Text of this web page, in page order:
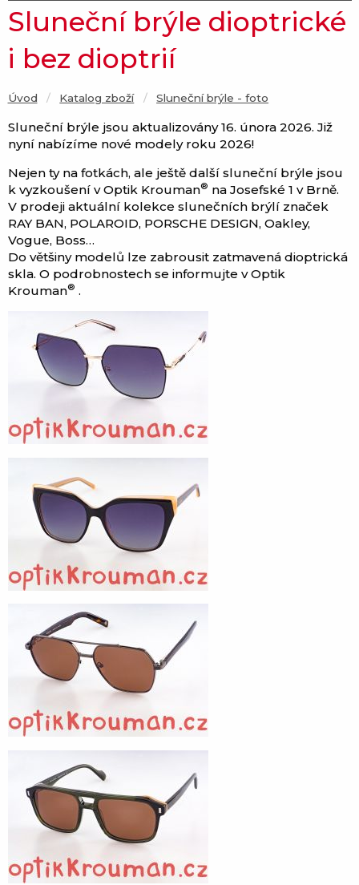
Sluneční brýle dioptrické
i bez dioptrií
Úvod Katalog zboží Current:
Sluneční brýle - foto
Sluneční brýle jsou aktualizovány 16. února 2026. Již
nyní nabízíme nové modely roku 2026!
Nejen ty na fotkách, ale ještě další sluneční brýle jsou
k vyzkoušení v Optik Krouman® na Josefské 1 v Brně.
V prodeji aktuální kolekce slunečních brýlí značek
RAY BAN, POLAROID, PORSCHE DESIGN, Oakley,
Vogue, Boss…
Do většiny modelů lze zabrousit zatmavená dioptrická
skla. O podrobnostech se informujte v Optik
Krouman® .